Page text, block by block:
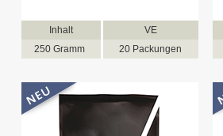
Inhalt
VE
250 Gramm
20 Packungen